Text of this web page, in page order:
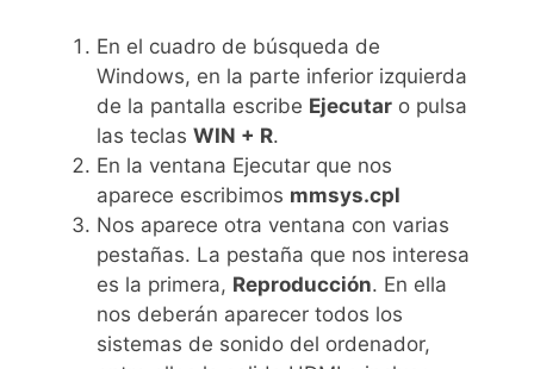
En el cuadro de búsqueda de
Windows, en la parte inferior izquierda
de la pantalla escribe Ejecutar o pulsa
las teclas WIN + R.
En la ventana Ejecutar que nos
aparece escribimos mmsys.cpl
Nos aparece otra ventana con varias
pestañas. La pestaña que nos interesa
es la primera, Reproducción. En ella
nos deberán aparecer todos los
sistemas de sonido del ordenador,